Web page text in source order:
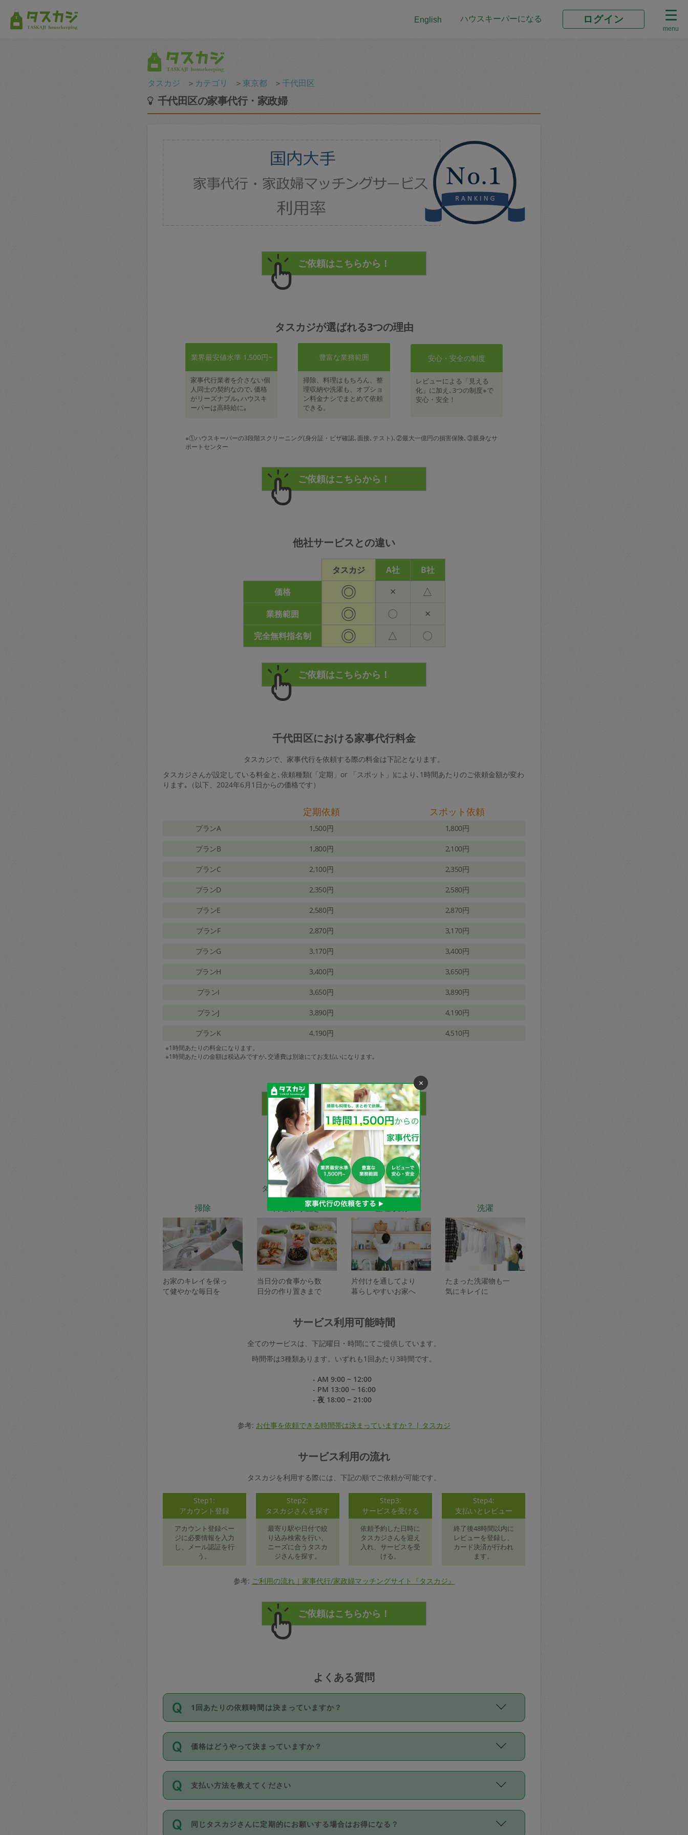
English ハウスキーパーになる ログイン
menu
タスカジ ＞ カテゴリ ＞ 東京都 ＞千代田区
千代田区の家事代行・家政婦
タスカジが選ばれる3つの理由
業界最安値水準 1,500円~
家事代行業者を介さない個
人同士の契約なので､価格
がリーズナブル｡ハウスキ
ーパーは高時給に｡
豊富な業務範囲
掃除、料理はもちろん、整
理収納や洗濯も、オプショ
ン料金ナシでまとめて依頼
できる。
安心・安全の制度
レビューによる「見える
化」に加え､3つの制度※で
安心・安全！
※①ハウスキーパーの3段階スクリーニング(身分証・ビザ確認､面接､テスト)､②最大一億円の損害保険､③親身なサ
ポートセンター
他社サービスとの違い
タスカジ A社
B社
価格
◎ × △
業務範囲 ◎ 〇 ×
完全無料指名制 ◎ △ 〇
千代田区における家事代行料金
タスカジで、家事代行を依頼する際の料金は下記となります。
タスカジさんが設定している料金と､依頼種類(「定期」or 「スポット」)により､1時間あたりのご依頼金額が変わ
ります｡（以下、2024年6月1日からの価格です）
定期依頼 スポット依頼
プランA 1,500円 1,800円
プランB 1,800円 2,100円
プランC 2,100円 2,350円
プランD 2,350円 2,580円
プランE 2,580円 2,870円
プランF 2,870円 3,170円
プランG 3,170円 3,400円
プランH 3,400円 3,650円
プランI 3,650円 3,890円
プランJ 3,890円 4,190円
プランK 4,190円 4,510円
※1時間あたりの料金になります。
※1時間あたりの金額は税込みですが､交通費は別途にてお支払いになります｡
家事代行サービスの種類
タスカジで依頼できるサービスは下記となります。
掃除
お家のキレイを保っ
て健やかな毎日を
料理作り置き
当日分の食事から数
日分の作り置きまで
整理収納
片付けを通してより
暮らしやすいお家へ
洗濯
たまった洗濯物も一
気にキレイに
サービス利用可能時間
全てのサービスは、下記曜日・時間にてご提供しています。
時間帯は3種類あります。いずれも1回あたり3時間です。
- AM 9:00 ~ 12:00
- PM 13:00 ~ 16:00
- 夜 18:00 ~ 21:00
参考: お仕事を依頼できる時間帯は決まっていますか？ | タスカジ
サービス利用の流れ
タスカジを利用する際には、下記の順でご依頼が可能です。
Step1:
アカウント登録
アカウント登録ペー
ジに必要情報を入力
し、メール認証を行
う。
Step2:
タスカジさんを探す
最寄り駅や日付で絞
り込み検索を行い、
ニーズに合うタスカ
ジさんを探す。
Step3:
サービスを受ける
依頼予約した日時に
タスカジさんを迎え
入れ、サービスを受
ける。
Step4:
支払いとレビュー
終了後48時間以内に
レビューを登録し、
カード決済が行われ
ます。
参考: ご利用の流れ｜家事代行/家政婦マッチングサイト『タスカジ』
よくある質問
1回あたりの依頼時間は決まっていますか？
依頼1回につき3時間固定です。3時間を超えて依頼したい場合は、延長機能をご利用くださ
い。機能をご利用いただくには、タスカジさんに事前に相談し、合意の上事前申請すること
が必要です。なお、3時間を下回っても、値引き等はございません。
価格はどうやって決まっていますか？
11種類の価格帯の中からタスカジさん自身が価格を選んで設定しています。
タスカジさんの価格設定には最初は制限があり、レビュー件数、レビューの平均値、などで
除々に設定可能な最高額が上がっていく仕組みになっています。
支払い方法を教えてください
お支払方法はクレジットカード（Visa／Master／JCB／AMERICAN EXPRESS／Diners
Club）のみとなります。
同じタスカジさんに定期的にお願いする場合はお得になる？
×